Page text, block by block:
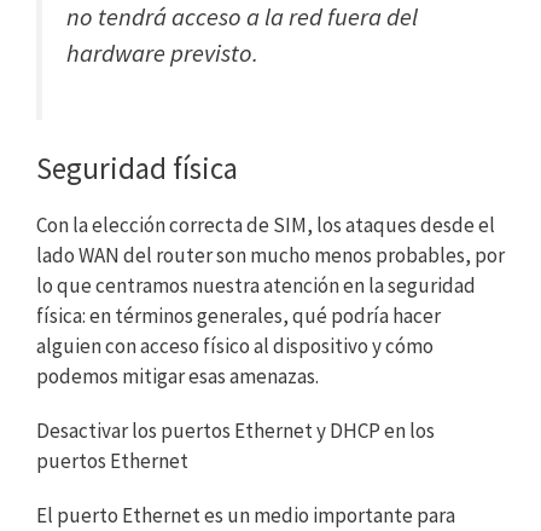
no tendrá acceso a la red fuera del
hardware previsto.
Seguridad física
Con la elección correcta de SIM, los ataques desde el
lado WAN del router son mucho menos probables, por
lo que centramos nuestra atención en la seguridad
física: en términos generales, qué podría hacer
alguien con acceso físico al dispositivo y cómo
podemos mitigar esas amenazas.
Desactivar los puertos Ethernet y DHCP en los
puertos Ethernet
El puerto Ethernet es un medio importante para